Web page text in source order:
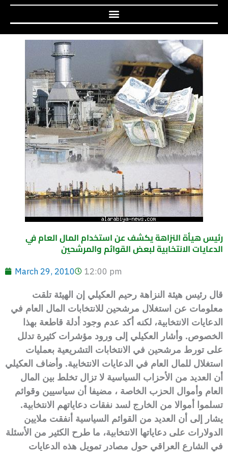
رئيس هيأة النزاهة يكشف عن استخدام المال العام في
الدعايات الانتخابية لبعض القوائم والمرشحين
March 29, 2010 12:00 pm
قال رئيس هيئة النزاهة رحيم العكيلي إن الهيئة تلقت
معلومات عن استغلال مرشحين للانتخابات المال العام في
الدعايات الانتخابية، لكنه أكد عدم وجود أدلة قاطعة بهذا
الخصوص. وأشار العكيلي إلى ورود مؤشرات كثيرة تدلل
على تورط مرشحين في الانتخابات التشريعية بعمليات
استغلال للمال العام في الدعايات الانتخابية. وأضاف العكيلي
أن العديد من الأحزاب السياسية لا تزال تخلط بين المال
العام وأموال الحزب الخاصة ، مضيفا أن سياسيين وقوائم
تسلموا أموالا من الخارج لسد نفقات دعاياتهم الانتخابية.
يشار إلى أن العديد من القوائم السياسية أنفقت ملايين
الدولارات على دعاياتها الانتخابية، ما طرح الكثير من الأسئلة
في الشارع العراقي حول مصادر تمويل هذه الدعايات